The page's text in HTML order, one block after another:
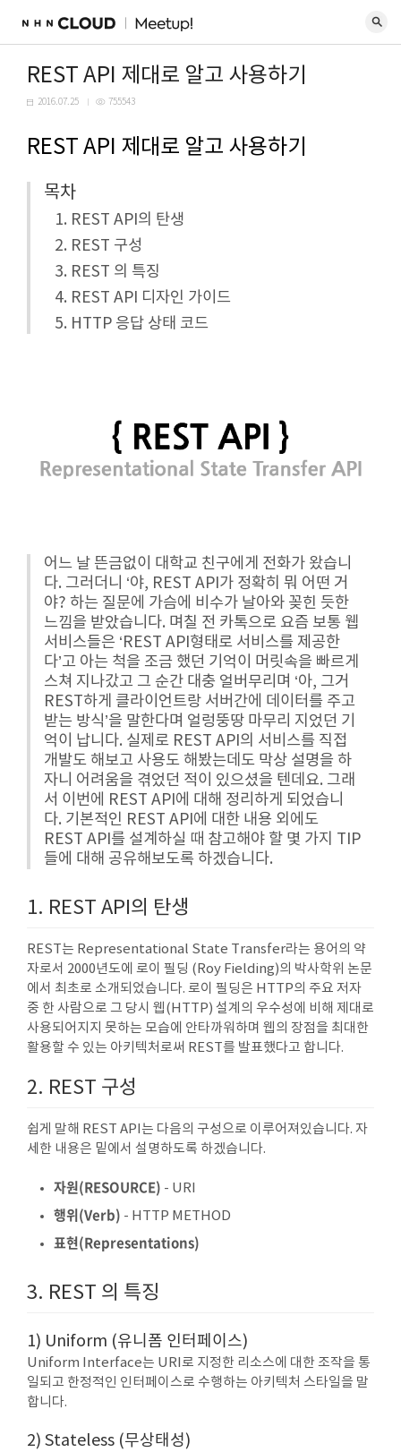
REST API 제대로 알고 사용하기
2016.07.25 755543
REST API 제대로 알고 사용하기
목차
REST API의 탄생
REST 구성
REST 의 특징
REST API 디자인 가이드
HTTP 응답 상태 코드
어느 날 뜬금없이 대학교 친구에게 전화가 왔습니
다. 그러더니 ‘야, REST API가 정확히 뭐 어떤 거
야? 하는 질문에 가슴에 비수가 날아와 꽂힌 듯한
느낌을 받았습니다. 며칠 전 카톡으로 요즘 보통 웹
서비스들은 ‘REST API형태로 서비스를 제공한
다’고 아는 척을 조금 했던 기억이 머릿속을 빠르게
스쳐 지나갔고 그 순간 대충 얼버무리며 ‘아, 그거
REST하게 클라이언트랑 서버간에 데이터를 주고
받는 방식’을 말한다며 얼렁뚱땅 마무리 지었던 기
억이 납니다. 실제로 REST API의 서비스를 직접
개발도 해보고 사용도 해봤는데도 막상 설명을 하
자니 어려움을 겪었던 적이 있으셨을 텐데요. 그래
서 이번에 REST API에 대해 정리하게 되었습니
다. 기본적인 REST API에 대한 내용 외에도
REST API를 설계하실 때 참고해야 할 몇 가지 TIP
들에 대해 공유해보도록 하겠습니다.
1. REST API의 탄생
REST는 Representational State Transfer라는 용어의 약
자로서 2000년도에 로이 필딩 (Roy Fielding)의 박사학위 논문
에서 최초로 소개되었습니다. 로이 필딩은 HTTP의 주요 저자
중 한 사람으로 그 당시 웹(HTTP) 설계의 우수성에 비해 제대로
사용되어지지 못하는 모습에 안타까워하며 웹의 장점을 최대한
활용할 수 있는 아키텍처로써 REST를 발표했다고 합니다.
2. REST 구성
쉽게 말해 REST API는 다음의 구성으로 이루어져있습니다. 자
세한 내용은 밑에서 설명하도록 하겠습니다.
자원(RESOURCE) - URI
행위(Verb) - HTTP METHOD
표현(Representations)
3. REST 의 특징
1) Uniform (유니폼 인터페이스)
Uniform Interface는 URI로 지정한 리소스에 대한 조작을 통
일되고 한정적인 인터페이스로 수행하는 아키텍처 스타일을 말
합니다.
2) Stateless (무상태성)